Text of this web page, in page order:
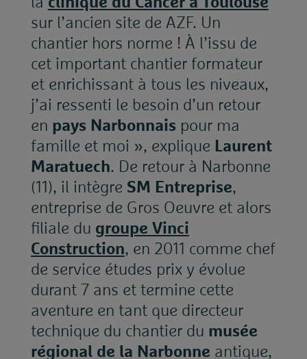
sur l’ancien site de AZF. Un
chantier hors norme ! À l’issu de
cet important chantier formateur
et enrichissant à tous les niveaux,
j’ai ressenti le besoin d’un retour
en pays Narbonnais pour ma
famille et moi », explique Laurent
Maratuech. De retour à Narbonne
(11), il intègre SM Entreprise,
entreprise de Gros Oeuvre et alors
filiale du groupe Vinci
Construction, en 2011 comme chef
de service études prix y évolue
durant 7 ans et termine cette
aventure en tant que directeur
technique du chantier du musée
régional de la Narbonne antique,